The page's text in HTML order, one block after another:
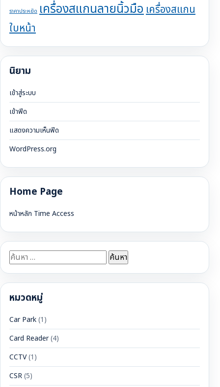
ราคาประหยัด เครื่องสแกนลายนิ้วมือเครื่องสแกน
ใบหน้า
นิยาม
เข้าสู่ระบบ
เข้าฟีด
แสดงความเห็นฟีด
WordPress.org
Home Page
หน้าหลัก Time Access
ค้นหา
สำหรับ:
หมวดหมู่
Car Park(1)
Card Reader(4)
CCTV(1)
CSR(5)